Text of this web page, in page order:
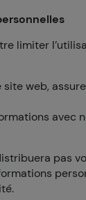
limiter
web,
avec
pas